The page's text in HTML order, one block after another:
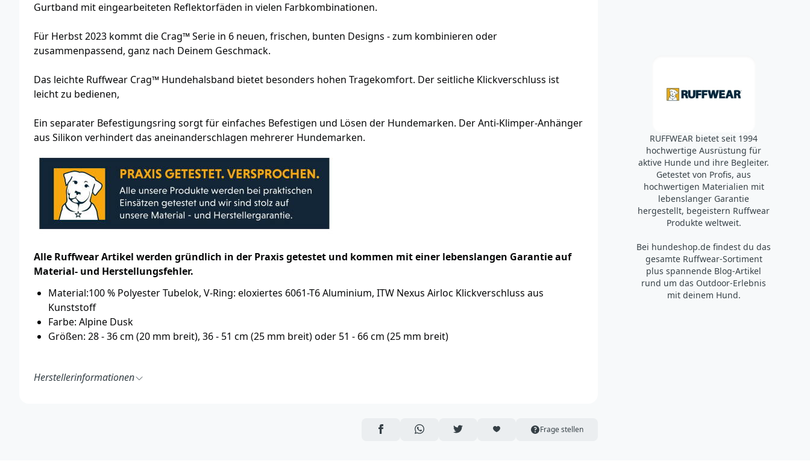
Gurtband mit eingearbeiteten Reflektorfäden in vielen Farbkombinationen.
Für Herbst 2023 kommt die Crag™ Serie in 6 neuen, frischen, bunten Designs - zum kombinieren oder
zusammenpassend, ganz nach Deinem Geschmack.
Das leichte Ruffwear Crag™ Hundehalsband bietet besonders hohen Tragekomfort. Der seitliche Klickverschluss ist
leicht zu bedienen,
Ein separater Befestigungsring sorgt für einfaches Befestigen und Lösen der Hundemarken. Der Anti-Klimper-Anhänger
aus Silikon verhindert das aneinanderschlagen mehrerer Hundemarken.
Alle Ruffwear Artikel werden gründlich in der Praxis getestet und kommen mit einer lebenslangen Garantie auf
Material- und Herstellungsfehler.
Material:100 % Polyester Tubelok, V-Ring: eloxiertes 6061-T6 Aluminium, ITW Nexus Airloc Klickverschluss aus
Kunststoff
Farbe: Alpine Dusk
Größen: 28 - 36 cm (20 mm breit), 36 - 51 cm (25 mm breit) oder 51 - 66 cm (25 mm breit)
Herstellerinformationen
AUF FACEBOOK TEILEN
ÜBER WHATSAPP TEILEN
AUF TWITTER TEILENARTIKEL AUF DIE MERKLISTE
Frage stellen
RUFFWEAR bietet seit 1994
hochwertige Ausrüstung für
aktive Hunde und ihre Begleiter.
Getestet von Profis, aus
hochwertigen Materialien mit
lebenslanger Garantie
hergestellt, begeistern Ruffwear
Produkte weltweit.
Bei hundeshop.de findest du das
gesamte Ruffwear-Sortiment
plus spannende Blog-Artikel
rund um das Outdoor-Erlebnis
mit deinem Hund.